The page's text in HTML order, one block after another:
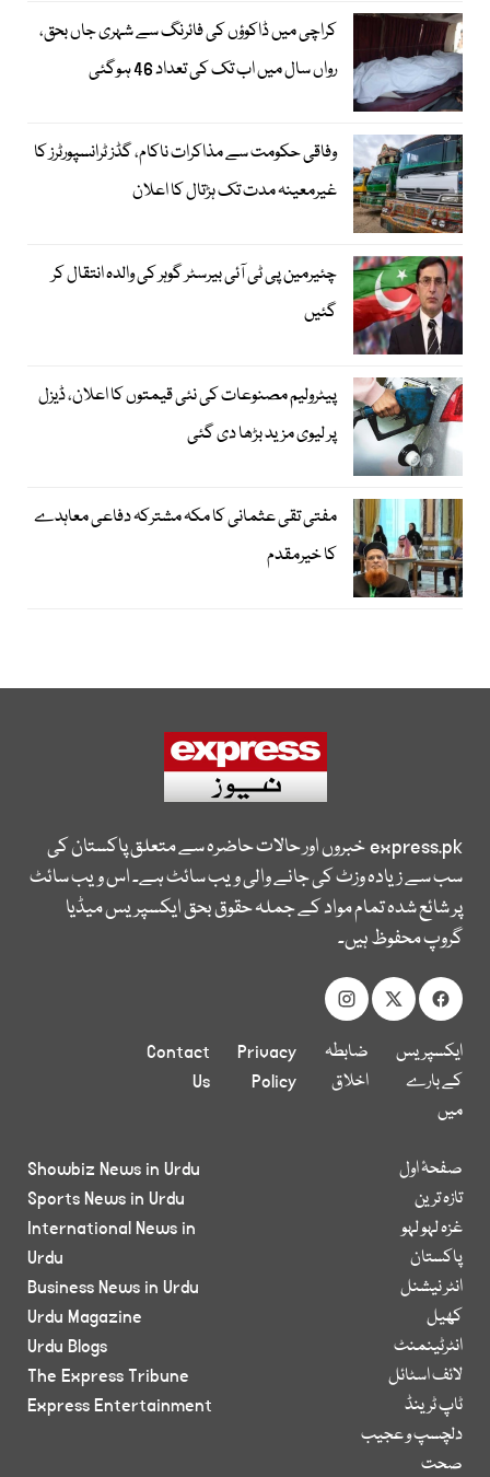
کراچی میں ڈاکوؤں کی فائرنگ سے شہری جاں بحق،
رواں سال میں اب تک کی تعداد 46 ہوگئی
وفاقی حکومت سے مذاکرات ناکام، گڈز ٹرانسپورٹرز کا
غیرمعینہ مدت تک ہڑتال کا اعلان
چئیرمین پی ٹی آئی بیرسٹر گوہر کی والدہ انتقال کر
گئیں
پیٹرولیم مصنوعات کی نئی قیمتوں کا اعلان، ڈیزل
پر لیوی مزید بڑھا دی گئی
مفتی تقی عثمانی کا مکہ مشترکہ دفاعی معاہدے
کا خیرمقدم
express.pkخبروں اور حالات حاضرہ سے متعلق پاکستان کی
سب سے زیادہ وزٹ کی جانے والی ویب سائٹ ہے۔ اس ویب سائٹ
پر شائع شدہ تمام مواد کے جملہ حقوق بحق ایکسپریس میڈیا
گروپ محفوظ ہیں۔
ایکسپریس
کے بارے
میں
ضابطہ
اخلاق
Privacy
Policy
Contact
Us
صفحۂ اول
تازہ ترین
غزہ لہو لہو
پاکستان
انٹر نیشنل
کھیل
انٹرٹینمنٹ
لائف اسٹائل
ٹاپ ٹرینڈ
دلچسپ و عجیب
صحت
Showbiz News in Urdu
Sports News in Urdu
International News in
Urdu
Business News in Urdu
Urdu Magazine
Urdu Blogs
The Express Tribune
Express Entertainment